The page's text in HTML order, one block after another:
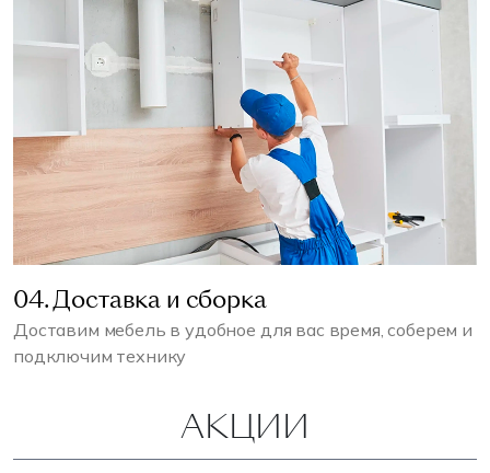
04. Доставка и сборка
Доставим мебель в удобное для вас время, соберем и
подключим технику
АКЦИИ